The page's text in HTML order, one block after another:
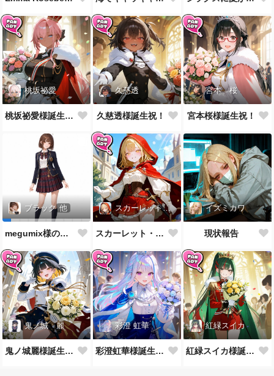
桃坂祕愛
桃坂祕愛様誕生祝！
久慈透
久慈透様誕生祝！
宮本 桜
宮本桜様誕生祝！
ブラック 他
megumix様の英国風制服をお借りしてきた
スカーレット・レイベル
スカーレット・レイベル様誕生祝！
イズミカワ
現状報告
鬼ノ城 麗
鬼ノ城麗様誕生祝！
彩澄 虹華
彩澄虹華様誕生祝！
紅緑スイカ
紅緑スイカ様誕生祝！